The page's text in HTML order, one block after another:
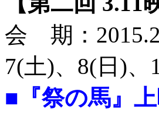
会 期：
7(土)、8(日)、
■『祭の馬』